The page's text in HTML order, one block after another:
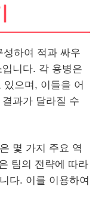
하여 적과 싸우
니다. 각 용병은
으며, 이들을 어
과가 달라질 수
몇 가지 주요 역
팀의 전략에 따라
다. 이를 이용하여